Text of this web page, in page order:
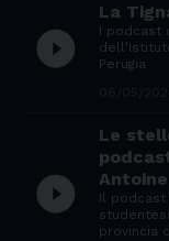
play_circle_filled
La
I podcast
Perugia
play_circle_filled
Le
Il
provincia